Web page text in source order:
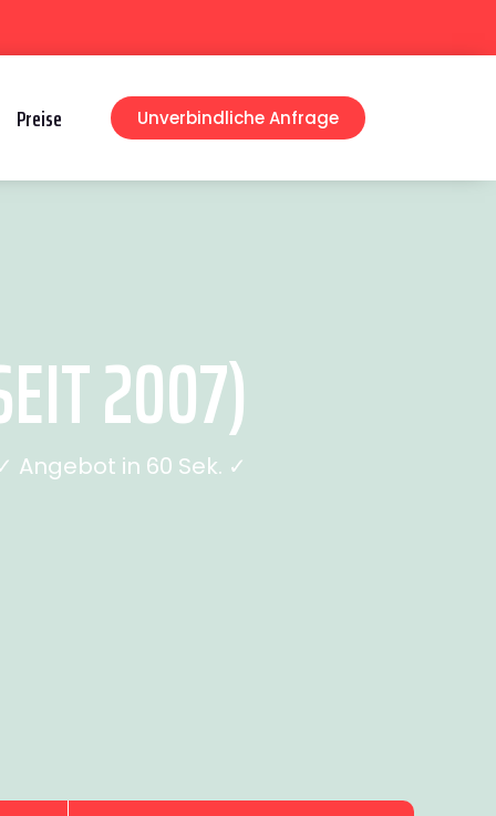
Preise Unverbindliche Anfrage
2007)
Angebot in 60 Sek. ✓